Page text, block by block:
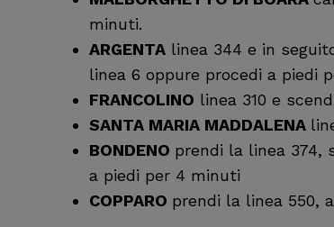
minuti.
ARGENTA linea 344 e in
linea 6 oppure procedi a piedi
FRANCOLINO linea 310 e
SANTA MARIA MADDALENA
BONDENO prendi la linea 374,
a piedi per 4 minuti
COPPARO prendi la linea 550,